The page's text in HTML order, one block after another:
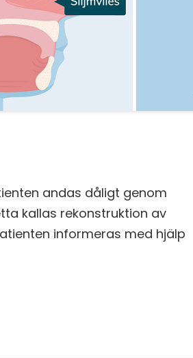
andas dåligt genom
kallas rekonstruktion av
informeras med hjälp